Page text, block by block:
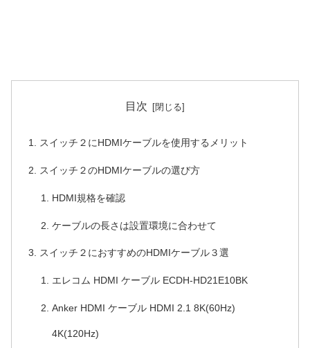
目次
スイッチ２にHDMIケーブルを使用するメリット
スイッチ２のHDMIケーブルの選び方
HDMI規格を確認
ケーブルの長さは設置環境に合わせて
スイッチ２におすすめのHDMIケーブル３選
エレコム HDMI ケーブル ECDH-HD21E10BK
Anker HDMI ケーブル HDMI 2.1 8K(60Hz)
4K(120Hz)